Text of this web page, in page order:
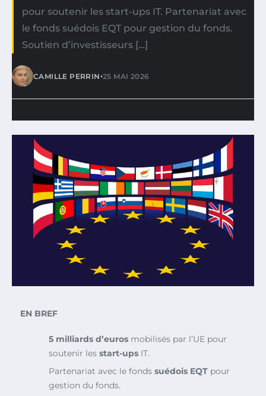
pour soutenir les start-ups IT. Partenariat avec
le fonds suédois EQT pour gestion du fonds.
Soutien d’investisseurs […]
CAMILLE PERRIN•25 MAI 2026
EN BREF
5 milliards d’euros mobilisés par l’UE pour
soutenir les start-ups IT.
Partenariat avec le fonds suédois EQT pour
gestion du fonds.